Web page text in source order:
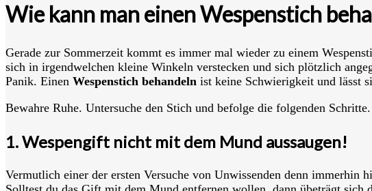
Wie kann man einen Wespenstich
Gerade zur Sommerzeit kommt es immer mal wieder zu einem
sich in irgendwelchen kleine Winkeln verstecken und sich plötzlich
Panik. Einen Wespenstich behandeln ist keine Schwierigkeit und lässt
Bewahre Ruhe. Untersuche den Stich und befolge die folgenden
1. Wespengift nicht mit dem Mund aussaugen!
Vermutlich einer der ersten Versuche von Unwissenden denn